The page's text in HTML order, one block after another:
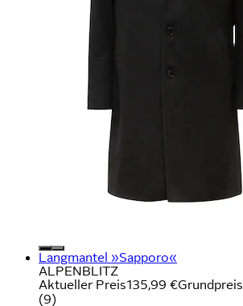
Langmantel »Sapporo«
ALPENBLITZ
Aktueller Preis135,99 €Grundpreis
(9)